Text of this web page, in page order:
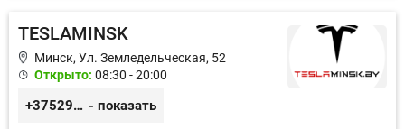
TESLAMINSK
Минск, Ул. Земледельческая, 52
Открыто: 08:30 - 20:00
+375291335101 - показать